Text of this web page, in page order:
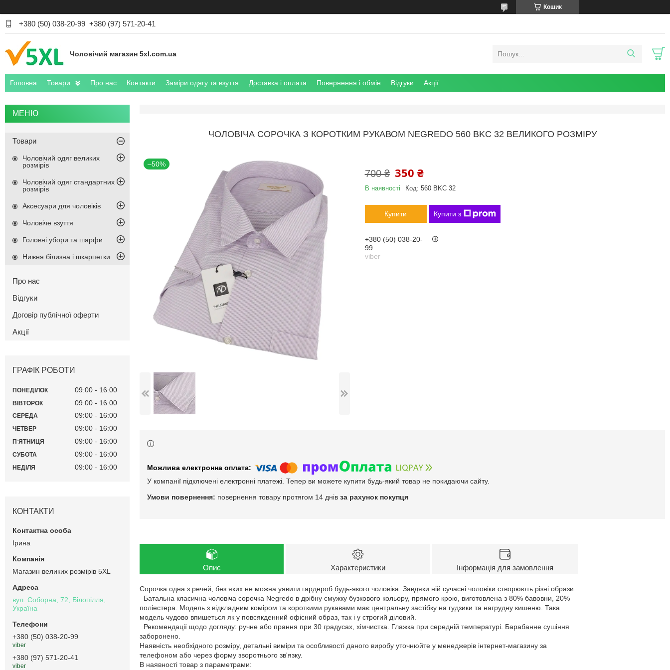
Кошик
+380 (50) 038-20-99 +380 (97) 571-20-41
Чоловічий магазин 5xl.com.ua
Головна Товари Про нас Контакти Заміри одягу та взуття Доставка і оплата Повернення і обмін Відгуки Акції
ЧОЛОВІЧА СОРОЧКА З КОРОТКИМ РУКАВОМ NEGREDO 560 BKC 32 ВЕЛИКОГО РОЗМІРУ
–50%
700 ₴ 350 ₴
В наявності Код: 560 BKC 32
Купити Купити з
+380 (50) 038-20-
99
viber
У компанії підключені електронні платежі. Тепер ви можете купити будь-який товар не покидаючи сайту.
повернення товару протягом 14 днів за рахунок покупця
Опис Характеристики Інформація для замовлення
Сорочка одна з речей, без яких не можна уявити гардероб будь-якого чоловіка. Завдяки ній сучасні чоловіки створюють різні образи.
Батальна класична чоловіча сорочка Negredo в дрібну смужку бузкового кольору, прямого крою, виготовлена з 80% бавовни, 20%
поліестера. Модель з відкладним коміром та короткими рукавами має центральну застібку на гудзики та нагрудну кишеню. Така
модель чудово впишеться як у повсякденний офісний образ, так і у строгий діловий.
Рекомендації щодо догляду: ручне або прання при 30 градусах, хімчистка. Глажка при середній температурі. Барабанне сушіння
заборонено.
Наявність необхідного розміру, детальні виміри та особливості даного виробу уточнюйте у менеджерів інтернет-магазину за
телефоном або через форму зворотнього зв'язку.
В наявності товар з параметрами:
Товари
Чоловічий одяг великих
розмірів
Чоловічий одяг стандартних
розмірів
Аксесуари для чоловіків
Чоловіче взуття
Головні убори та шарфи
Нижня білизна і шкарпетки
Про нас
Відгуки
Договір публічної оферти
Акції
ГРАФІК РОБОТИ
ПОНЕДІЛОК 09:00 16:00
ВІВТОРОК 09:00 16:00
СЕРЕДА 09:00 16:00
ЧЕТВЕР 09:00 16:00
ПʼЯТНИЦЯ 09:00 16:00
СУБОТА 09:00 16:00
НЕДІЛЯ 09:00 16:00
КОНТАКТИ
Ірина
Магазин великих розмірів 5XL
вул. Соборна, 72, Білопілля,
Україна
+380 (50) 038-20-99
viber
+380 (97) 571-20-41
viber